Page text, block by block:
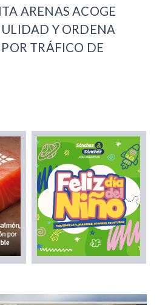
ARENAS ACOGE
Y ORDENA
TRÁFICO DE